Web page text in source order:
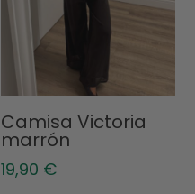
Camisa Victoria
marrón
19,90 €